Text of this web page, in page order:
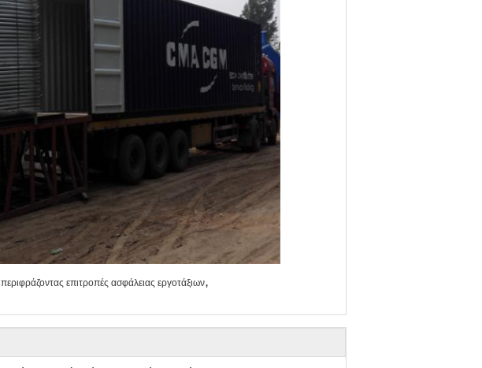
περιφράζοντας επιτροπές ασφάλειας εργοτάξιων,